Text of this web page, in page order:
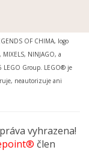
OF CHIMA, logo
NINJAGO, a
LEGO Group. LEGO® je
neautorizuje ani
vyhrazena!
člen